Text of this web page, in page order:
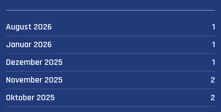
August 2026
1
Januar 2026
1
Dezember 2025
1
November 2025
2
Oktober 2025
2